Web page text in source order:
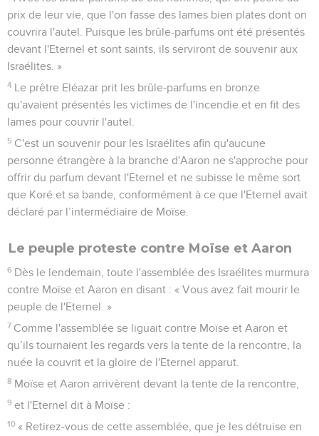
prix de leur vie, que l'on fasse des lames bien plates dont on
couvrira l'autel. Puisque les brûle-parfums ont été présentés
devant l'Eternel et sont saints, ils serviront de souvenir aux
Israélites. »
4 Le prêtre Eléazar prit les brûle-parfums en bronze
qu'avaient présentés les victimes de l'incendie et en fit des
lames pour couvrir l'autel.
5 C'est un souvenir pour les Israélites afin qu'aucune
personne étrangère à la branche d'Aaron ne s'approche pour
offrir du parfum devant l'Eternel et ne subisse le même sort
que Koré et sa bande, conformément à ce que l'Eternel avait
déclaré par l’intermédiaire de Moïse.
Le peuple proteste contre Moïse et Aaron
6 Dès le lendemain, toute l'assemblée des Israélites murmura
contre Moïse et Aaron en disant : « Vous avez fait mourir le
peuple de l'Eternel. »
7 Comme l'assemblée se liguait contre Moïse et Aaron et
qu’ils tournaient les regards vers la tente de la rencontre, la
nuée la couvrit et la gloire de l'Eternel apparut.
8 Moïse et Aaron arrivèrent devant la tente de la rencontre,
9 et l'Eternel dit à Moïse :
10 « Retirez-vous de cette assemblée, que je les détruise en